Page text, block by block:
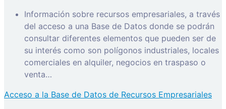
Información sobre recursos empresariales, a través
del acceso a una Base de Datos donde se podrán
consultar diferentes elementos que pueden ser de
su interés como son polígonos industriales, locales
comerciales en alquiler, negocios en traspaso o
venta…
Acceso a la Base de Datos de Recursos Empresariales